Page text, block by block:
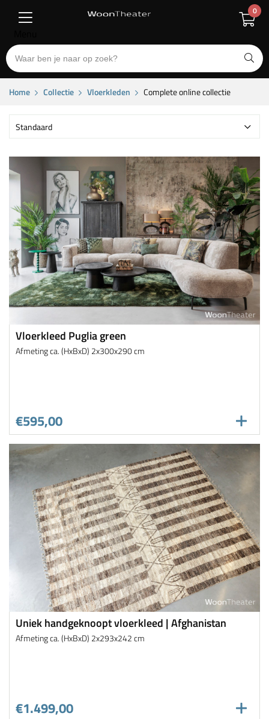
0
Home Collectie Vloerkleden Complete online collectie
Standaard
Vloerkleed Puglia green
Afmeting ca. (HxBxD) 2x300x290 cm
€595,00
Uniek handgeknoopt vloerkleed | Afghanistan
Afmeting ca. (HxBxD) 2x293x242 cm
€1.499,00